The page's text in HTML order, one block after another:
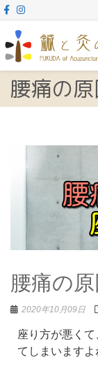
腰痛の
腰痛の
2020年10月09日
座り方が悪く
てしまいますよ